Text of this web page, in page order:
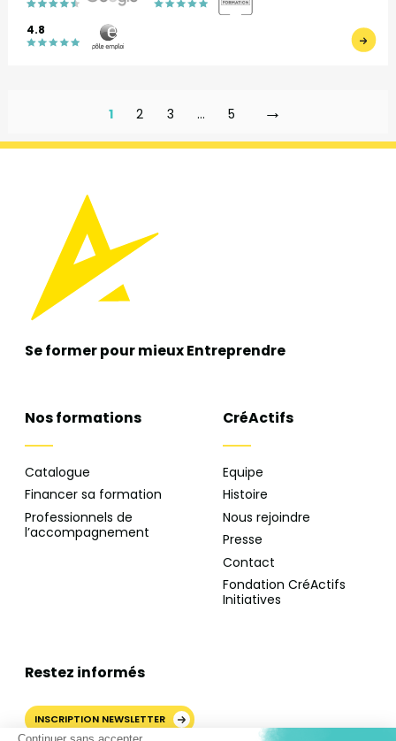
4.8
1 2 3 … 5 →
Se former pour mieuxEntreprendre
Nos formations
Catalogue
Financer sa formation
Professionnels de
l’accompagnement
CréActifs
Equipe
Histoire
Nous rejoindre
Presse
Contact
Fondation CréActifs
Initiatives
Restez informés
INSCRIPTION NEWSLETTER